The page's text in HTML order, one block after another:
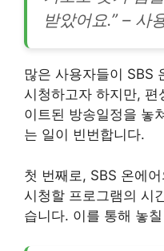
받았어요.” – 사
많은 사용자들이 SBS
시청하고자 하지만, 편
이트된 방송일정을 놓
는 일이 빈번합니다.
첫 번째로, SBS 온에어
시청할 프로그램의 시
습니다. 이를 통해 놓